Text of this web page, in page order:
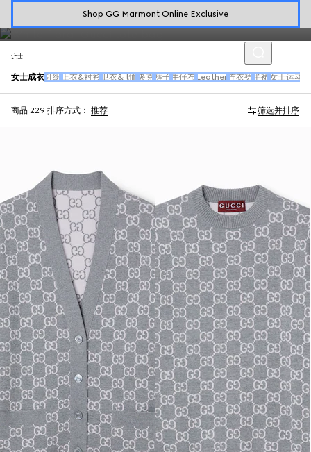
Shop GG Marmont Online Exclusive
女士
女士成衣 针织 上衣&衬衫 卫衣& t恤 夹克 裤子 牛仔布 Leather 连衣裙 半裙 女士运动
商品 229 排序方式： 推荐 筛选并排序